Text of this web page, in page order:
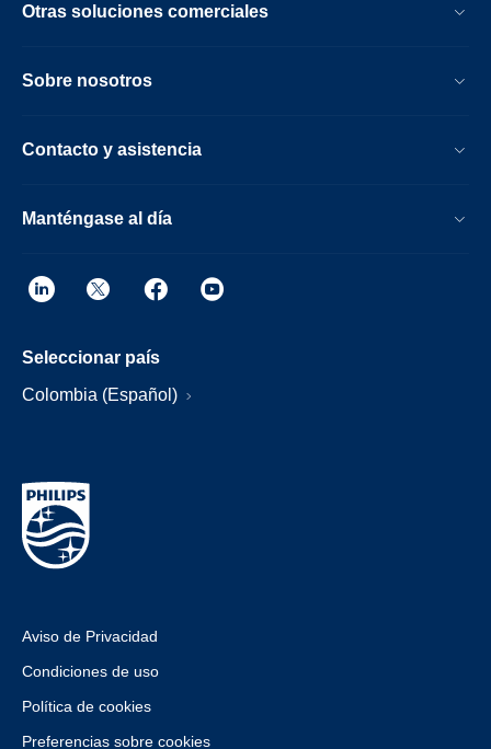
Otras soluciones comerciales
Sobre nosotros
Contacto y asistencia
Manténgase al día
Seleccionar país
Colombia (Español)
Aviso de Privacidad
Condiciones de uso
Política de cookies
Preferencias sobre cookies